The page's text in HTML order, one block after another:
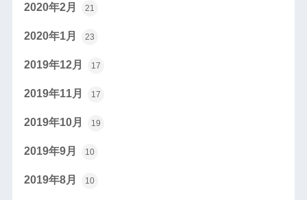
2020年2月 21
2020年1月 23
2019年12月 17
2019年11月 17
2019年10月 19
2019年9月 10
2019年8月 10